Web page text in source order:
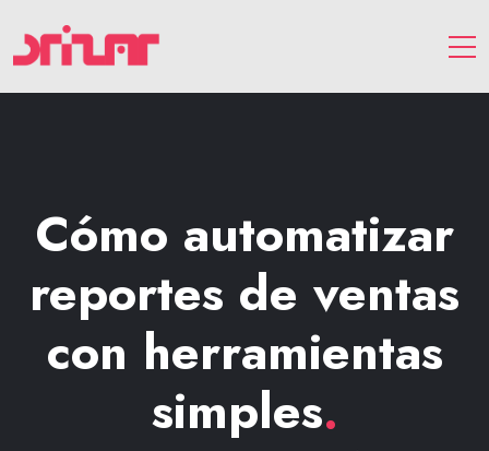
Cómo automatizar
reportes de ventas
con herramientas
simples.